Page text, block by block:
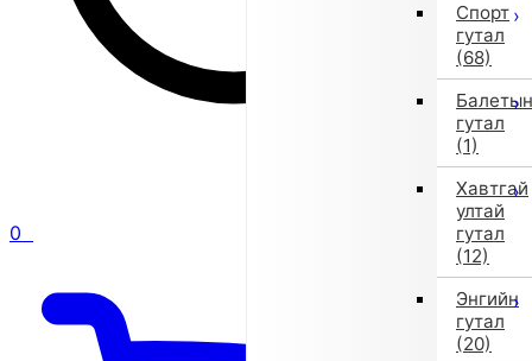
0
Спорт
гутал
(68)
Балетын
гутал
(1)
Хавтгай
ултай
гутал
(12)
Энгийн
гутал
(20)